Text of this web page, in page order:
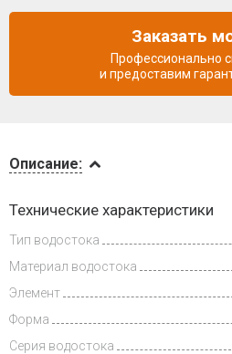
Доставка
Описание:
Технические характеристики
Тип водостока
Материал водостока
Элемент
Форма
Серия водостока
Заказать
Профессионально
и предоставим